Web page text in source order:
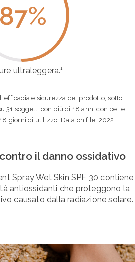
87%
ultraleggera.¹
efficacia e sicurezza del prodotto, sotto
31 soggetti con più di 18 anni con pelle
giorni di utilizzo. Data on file, 2022.
il danno ossidativo
Spray Wet Skin SPF 30 contiene
antiossidanti che proteggono la
causato dalla radiazione solare.